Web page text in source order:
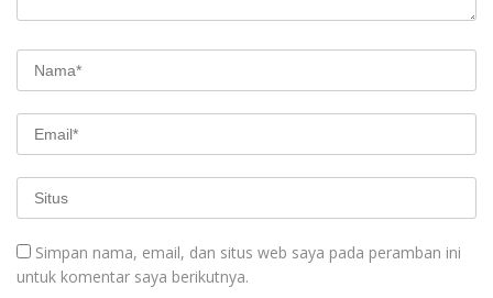
Simpan nama, email, dan situs web saya pada peramban ini
untuk komentar saya berikutnya.